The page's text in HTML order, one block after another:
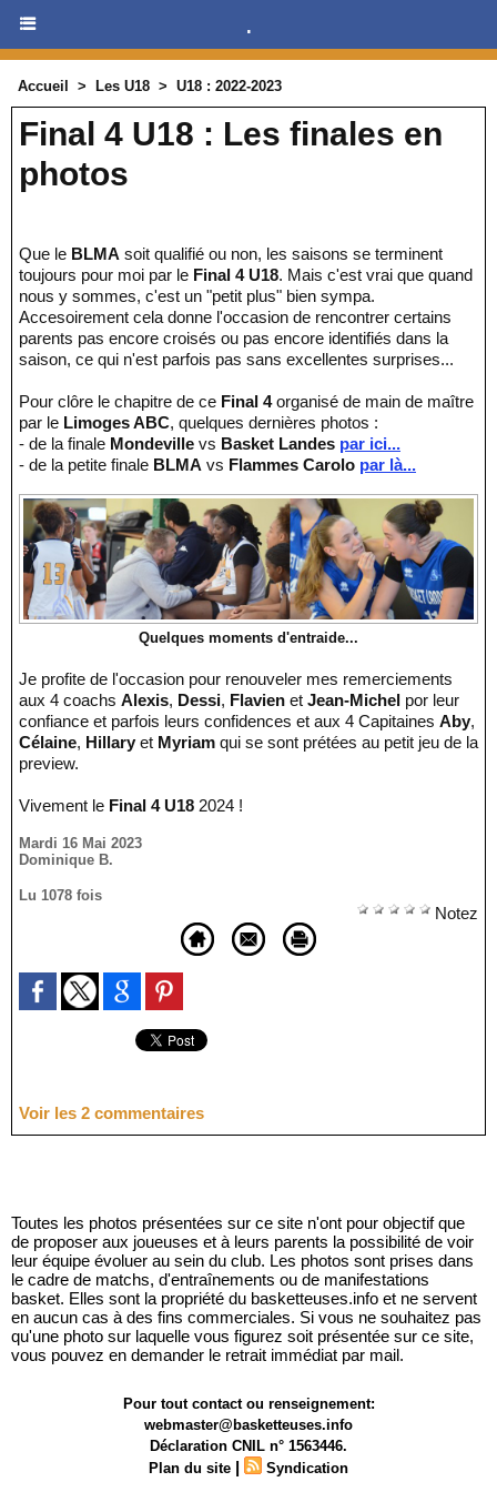
.
Accueil > Les U18 > U18 : 2022-2023
Final 4 U18 : Les finales en
photos
Que le BLMA soit qualifié ou non, les saisons se terminent
toujours pour moi par le Final 4 U18. Mais c'est vrai que quand
nous y sommes, c'est un "petit plus" bien sympa.
Accesoirement cela donne l'occasion de rencontrer certains
parents pas encore croisés ou pas encore identifiés dans la
saison, ce qui n'est parfois pas sans excellentes surprises...
Pour clôre le chapitre de ce Final 4organisé de main de maître
par le Limoges ABC, quelques dernières photos :
- de la finale Mondeville vs Basket Landes par ici...
- de la petite finale BLMA vs Flammes Carolo par là...
Quelques moments d'entraide...
Je profite de l'occasion pour renouveler mes remerciements
aux 4 coachs Alexis, Dessi, Flavien et Jean-Michel por leur
confiance et parfois leurs confidences et aux 4 Capitaines Aby,
Célaine, Hillary et Myriam qui se sont prétées au petit jeu de la
preview.
Vivement le Final 4 U18 2024 !
Mardi 16 Mai 2023
Dominique B.
Lu 1078 fois
Notez
Voir les 2 commentaires
Toutes les photos présentées sur ce site n'ont pour objectif que
de proposer aux joueuses et à leurs parents la possibilité de voir
leur équipe évoluer au sein du club. Les photos sont prises dans
le cadre de matchs, d'entraînements ou de manifestations
basket. Elles sont la propriété du basketteuses.info et ne servent
en aucun cas à des fins commerciales. Si vous ne souhaitez pas
qu'une photo sur laquelle vous figurez soit présentée sur ce site,
vous pouvez en demander le retrait immédiat par mail.
Pour tout contact ou renseignement:
webmaster@basketteuses.info
Déclaration CNIL n° 1563446.
Plan du site | Syndication